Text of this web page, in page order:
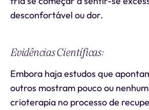
desconfortável ou dor.
Evidências Científicas:
Embora haja estudos que
outros mostram pouco ou
crioterapia no processo de